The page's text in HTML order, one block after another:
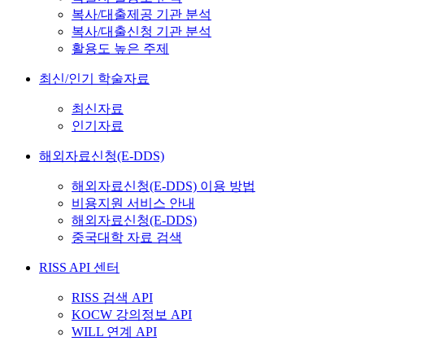
복사/대출제공 기관 분석
복사/대출신청 기관 분석
활용도 높은 주제
최신/인기 학술자료
최신자료
인기자료
해외자료신청(E-DDS)
해외자료신청(E-DDS) 이용 방법
비용지원 서비스 안내
해외자료신청(E-DDS)
중국대학 자료 검색
RISS API 센터
RISS 검색 API
KOCW 강의정보 API
WILL 연계 API